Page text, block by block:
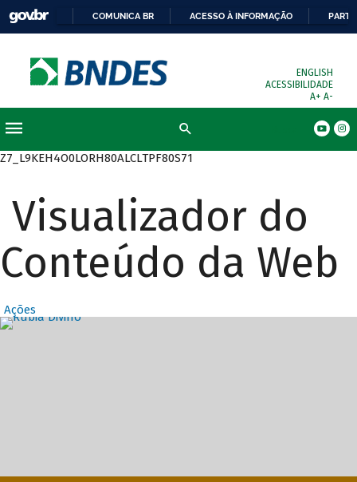
COMUNICA BR ACESSO À INFORMAÇÃO
ENGLISH
ACESSIBILIDADE
A+ A-
Z7_L9KEH4O0LORH80ALCLTPF80S71
Visualizador do
Conteúdo da Web
Ações
Destaques